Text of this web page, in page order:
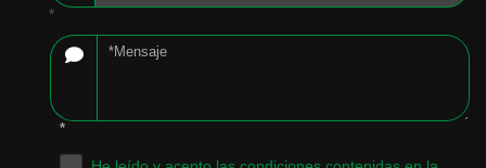
*
*